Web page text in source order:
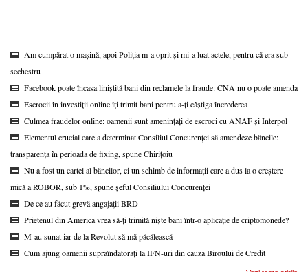
Am cumpărat o mașină, apoi Poliția m-a oprit și mi-a luat actele, pentru că era sub
sechestru
Facebook poate încasa liniștită bani din reclamele la fraude: CNA nu o poate amenda
Escrocii în investiții online îți trimit bani pentru a-ți câștiga încrederea
Culmea fraudelor online: oamenii sunt amenințați de escroci cu ANAF și Interpol
Elementul crucial care a determinat Consiliul Concurenței să amendeze băncile:
transparența în perioada de fixing, spune Chirițoiu
Nu a fost un cartel al băncilor, ci un schimb de informații care a dus la o creștere
mică a ROBOR, sub 1%, spune șeful Consiliului Concurenței
De ce au făcut grevă angajații BRD
Prietenul din America vrea să-ți trimită niște bani într-o aplicație de criptomonede?
M-au sunat iar de la Revolut să mă păcălească
Cum ajung oamenii supraîndatorați la IFN-uri din cauza Biroului de Credit